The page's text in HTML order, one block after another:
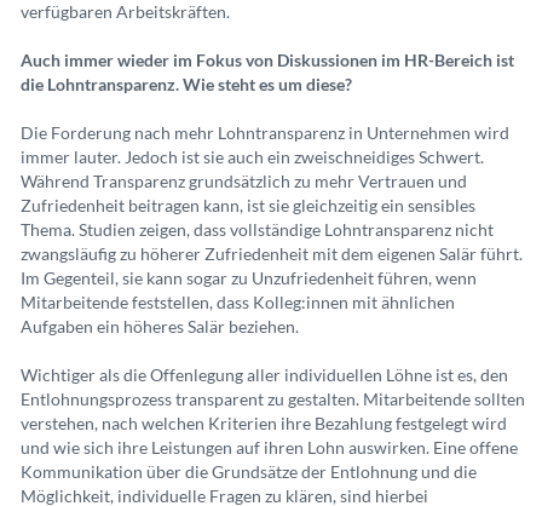
verfügbaren Arbeitskräften.
Auch immer wieder im Fokus von Diskussionen im HR-Bereich ist
die Lohntransparenz. Wie steht es um diese?
Die Forderung nach mehr Lohntransparenz in Unternehmen wird
immer lauter. Jedoch ist sie auch ein zweischneidiges Schwert.
Während Transparenz grundsätzlich zu mehr Vertrauen und
Zufriedenheit beitragen kann, ist sie gleichzeitig ein sensibles
Thema. Studien zeigen, dass vollständige Lohntransparenz nicht
zwangsläufig zu höherer Zufriedenheit mit dem eigenen Salär führt.
Im Gegenteil, sie kann sogar zu Unzufriedenheit führen, wenn
Mitarbeitende feststellen, dass Kolleg:innen mit ähnlichen
Aufgaben ein höheres Salär beziehen.
Wichtiger als die Offenlegung aller individuellen Löhne ist es, den
Entlohnungsprozess transparent zu gestalten. Mitarbeitende sollten
verstehen, nach welchen Kriterien ihre Bezahlung festgelegt wird
und wie sich ihre Leistungen auf ihren Lohn auswirken. Eine offene
Kommunikation über die Grundsätze der Entlohnung und die
Möglichkeit, individuelle Fragen zu klären, sind hierbei